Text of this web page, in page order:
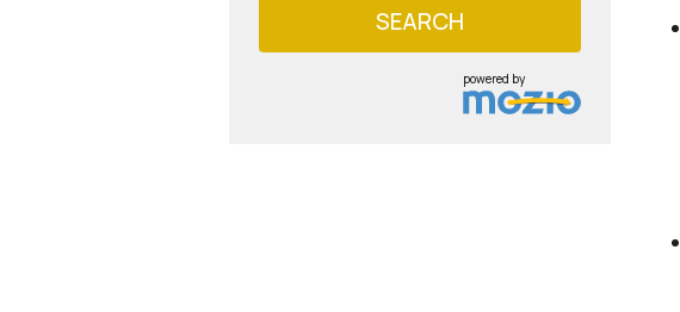
SEARCH
powered by